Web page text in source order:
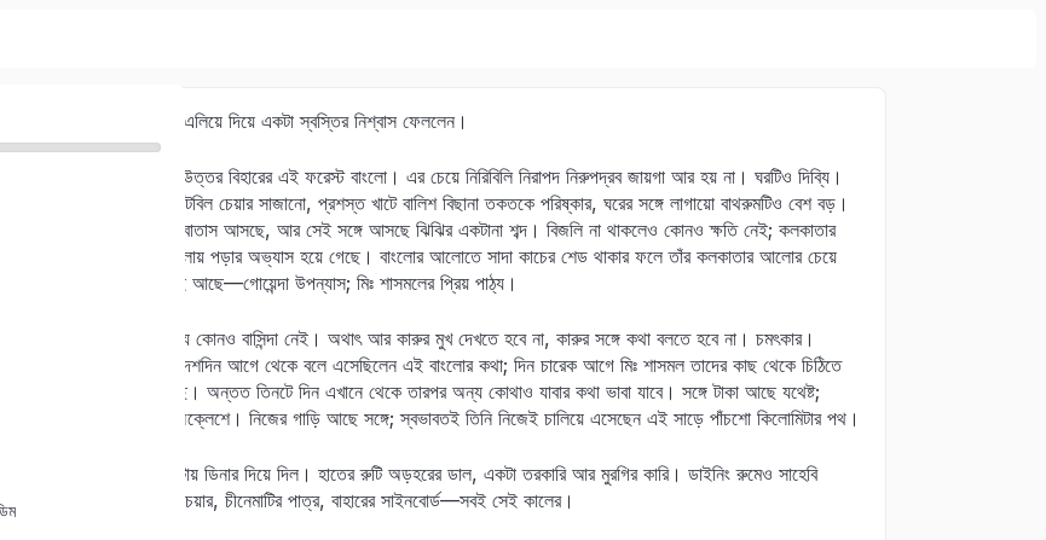
মিঃ শাসমল আরাম কেদারাটায় গা এলিয়ে দিয়ে একটা স্বস্তির নিশ্বাস ফেললেন।
মোক্ষম জায়গা বেছেছেন তিনি—উত্তর বিহারের এই ফরেস্ট বাংলো। এর চেয়ে নিরিবিলি নিরাপদ নিরুপদ্রব জায়গা আর হয় না। ঘরটিও দিব্যি।
আমলের মজবুত, সুদৃশ্য টেবিল চেয়ার সাজানো, প্রশস্ত খাটে বালিশ বিছানা তকতকে পরিষ্কার, ঘরের সঙ্গে লাগায়ো বাথরুমটিও বেশ বড়।
পশ্চিমের জানালাটা দিয়ে ফুরফুরে বাতাস আসছে, আর সেই সঙ্গে আসছে ঝিঝির একটানা শব্দ। বিজলি না থাকলেও কোনও ক্ষতি নেই; কলকাতার
লোড শেডিং-এ কেরোসিনের আলোয় পড়ার অভ্যাস হয়ে গেছে। বাংলোর আলোতে সাদা কাচের শেড থাকার ফলে তাঁর কলকাতার আলোর চেয়ে
বেশি বলেই মনে হচ্ছে। সঙ্গে বই আছে—গোয়েন্দা উপন্যাস; মিঃ শাসমলের প্রিয় পাঠ্য।
এক চৌকিদার ছাড়া বাংলোয় অন্য কোনও বাসিন্দা নেই। অথাৎ আর কারুর মুখ দেখতে হবে না, কারুর সঙ্গে কথা বলতে হবে না। চমৎকার।
কলকাতার ট্যুরিস্ট আপিসে গিয়ে দশদিন আগে থেকে বলে এসেছিলেন এই বাংলোর কথা; দিন চারেক আগে মিঃ শাসমল তাদের কাছ থেকে চিঠিতে
জানেন যে ঘর বুক করা হয়ে গেছে। অন্তত তিনটে দিন এখানে থেকে তারপর অন্য কোথাও যাবার কথা ভাবা যাবে। সঙ্গে টাকা আছে যথেষ্ট;
মাসখানেক চালিয়ে নেওয়া যাবে অক্লেশে। নিজের গাড়ি আছে সঙ্গে; স্বভাবতই তিনি নিজেই চালিয়ে এসেছেন এই সাড়ে পাঁচশো কিলোমিটার পথ।
চৌকিদার তার কথামতো সাড়ে নটায় ডিনার দিয়ে দিল। হাতের রুটি অড়হরের ডাল, একটা তরকারি আর মুরগির কারি। ডাইনিং রুমেও সাহেবি
চিহ্ন রয়েছে। টেবিল, চেয়ার, চীনেমাটির পাত্র, বাহারের সাইনবোর্ড—সবই সেই কালের।
Sign in Sign up
Sign in
Don’t have an account?Sign up